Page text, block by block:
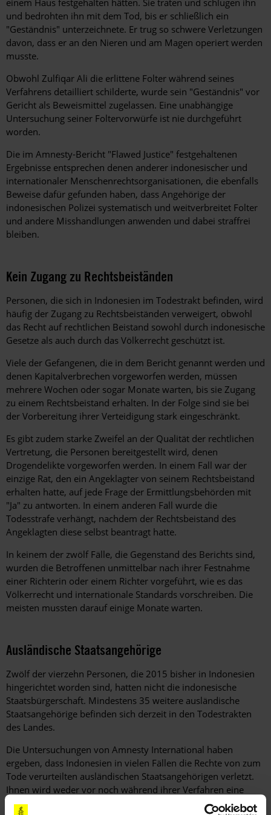
und bedrohten ihn mit dem Tod, bis er schließlich ein
"Geständnis" unterzeichnete. Er trug so schwere Verletzungen
davon, dass er an den Nieren und am Magen operiert werden
musste.
Obwohl Zulfiqar Ali die erlittene Folter während seines
Verfahrens detailliert schilderte, wurde sein "Geständnis" vor
Gericht als Beweismittel zugelassen. Eine unabhängige
Untersuchung seiner Foltervorwürfe ist nie durchgeführt
worden.
Die im Amnesty-Bericht "Flawed Justice" festgehaltenen
Ergebnisse entsprechen denen anderer indonesischer und
internationaler Menschenrechtsorganisationen, die ebenfalls
Beweise dafür gefunden haben, dass Angehörige der
indonesischen Polizei systematisch und weitverbreitet Folter
und andere Misshandlungen anwenden und dabei straffrei
bleiben.
Kein Zugang zu Rechtsbeiständen
Personen, die sich in Indonesien im Todestrakt befinden, wird
häufig der Zugang zu Rechtsbeiständen verweigert, obwohl
das Recht auf rechtlichen Beistand sowohl durch indonesische
Gesetze als auch durch das Völkerrecht geschützt ist.
Viele der Gefangenen, die in dem Bericht genannt werden und
denen Kapitalverbrechen vorgeworfen werden, müssen
mehrere Wochen oder sogar Monate warten, bis sie Zugang
zu einem Rechtsbeistand erhalten. In der Folge sind sie bei
der Vorbereitung ihrer Verteidigung stark eingeschränkt.
Es gibt zudem starke Zweifel an der Qualität der rechtlichen
Vertretung, die Personen bereitgestellt wird, denen
Drogendelikte vorgeworfen werden. In einem Fall war der
einzige Rat, den ein Angeklagter von seinem Rechtsbeistand
erhalten hatte, auf jede Frage der Ermittlungsbehörden mit
"Ja" zu antworten. In einem anderen Fall wurde die
Todesstrafe verhängt, nachdem der Rechtsbeistand des
Angeklagten diese selbst beantragt hatte.
In keinem der zwölf Fälle, die Gegenstand des Berichts sind,
wurden die Betroffenen unmittelbar nach ihrer Festnahme
einer Richterin oder einem Richter vorgeführt, wie es das
Völkerrecht und internationale Standards vorschreiben. Die
meisten mussten darauf einige Monate warten.
Ausländische Staatsangehörige
Zwölf der vierzehn Personen, die 2015 bisher in Indonesien
hingerichtet worden sind, hatten nicht die indonesische
Staatsbürgerschaft. Mindestens 35 weitere ausländische
Staatsangehörige befinden sich derzeit in den Todestrakten
des Landes.
Die Untersuchungen von Amnesty International haben
ergeben, dass Indonesien in vielen Fällen die Rechte von zum
Tode verurteilten ausländischen Staatsangehörigen verletzt.
Ihnen wird weder vor noch während ihrer Verfahren eine
Verdolmetschung zur Verfügung gestellt, sie müssen